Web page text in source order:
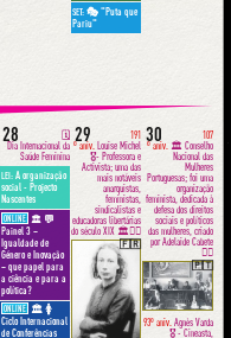
SET: 🎭 "Puta que
Pariu"
28
🗓
Dia Internacional da
Saúde Feminina
LEI:A organização
social - Projecto
Nascentes
ONLINE 🏛 💬
Painel 3 –
Igualdade de
Género e Inovação
– que papel para
a ciência e para a
política?
ONLINE 🏛 🚺
Ciclo Internacional
de Conferências
29
191
º aniv.
Louise Michel
🎖- Professora e
Activista; uma das
mais notáveis
anarquistas,
feministas,
sindicalistas e
educadoras libertárias
do século XIX 🏛✊🏼
🇫🇷
30
107
º aniv. 🏛 Conselho
Nacional das
Mulheres
Portuguesas; foi uma
organização
feminista, dedicada à
defesa dos direitos
sociais e políticos
das mulheres, criado
por Adelaide Cabete
✊🏽
🇵🇹
93º aniv. Agnès Varda
🎖 - Cineasta,